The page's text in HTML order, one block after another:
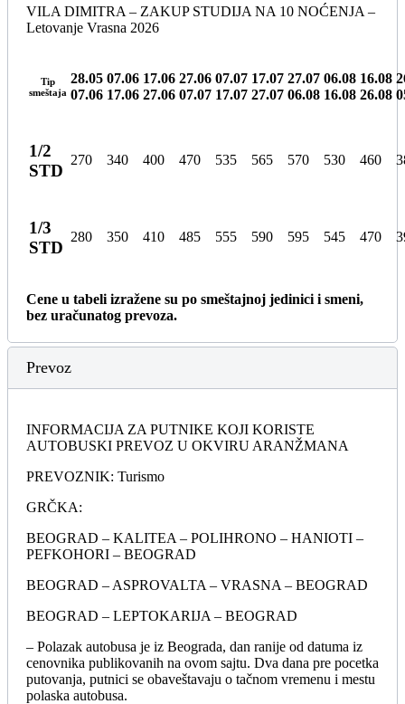
VILA DIMITRA – ZAKUP STUDIJA NA 10 NOĆENJA –
Letovanje Vrasna 2026
Tip
smeštaja
28.05
07.06
07.06
17.06
17.06
27.06
27.06
07.07
07.07
17.07
17.07
27.07
27.07
06.08
06.08
16.08
16.08
26.08
1/2
STD
270 340 400 470 535 565 570 530 460
1/3
STD
280 350 410 485 555 590 595 545 470
Cene u tabeli izražene su po smeštajnoj jedinici i smeni,
bez uračunatog prevoza.
Prevoz
INFORMACIJA ZA PUTNIKE KOJI KORISTE
AUTOBUSKI PREVOZ U OKVIRU ARANŽMANA
PREVOZNIK: Turismo
GRČKA:
BEOGRAD – KALITEA – POLIHRONO – HANIOTI –
PEFKOHORI – BEOGRAD
BEOGRAD – ASPROVALTA – VRASNA – BEOGRAD
BEOGRAD – LEPTOKARIJA – BEOGRAD
– Polazak autobusa je iz Beograda, dan ranije od datuma iz
cenovnika publikovanih na ovom sajtu. Dva dana pre pocetka
putovanja, putnici se obaveštavaju o tačnom vremenu i mestu
polaska autobusa.